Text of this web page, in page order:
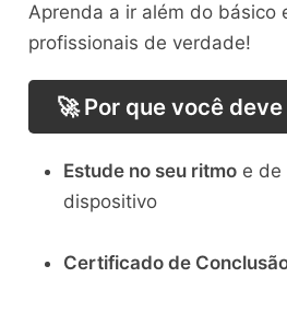
Aprenda a ir além do básico
profissionais de verdade!
🚀 Por que você
Estude no seu ritmoe de
dispositivo
Certificado de